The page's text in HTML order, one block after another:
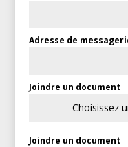
Adresse de
Joindre un document
Choisissez
Joindre un document